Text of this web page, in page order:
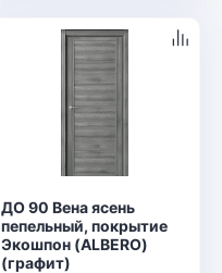
ДО 90 Вена ясень
пепельный, покрытие
Экошпон (ALBERO)
(графит)